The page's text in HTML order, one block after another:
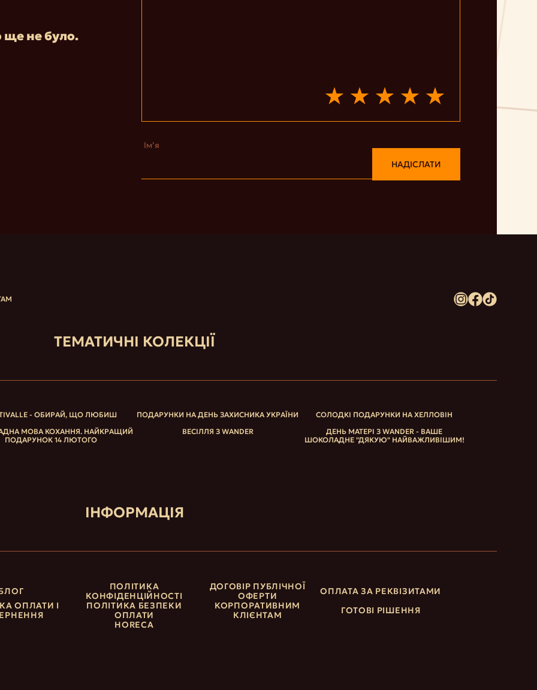
ще не було.
Ім’я
НАДІСЛАТИ
ТЕМАТИЧНІ КОЛЕКЦІЇ
- ОБИРАЙ, ЩО ЛЮБИШ ПОДАРУНКИ НА ДЕНЬ ЗАХИСНИКА УКРАЇНИ
СОЛОДКІ ПОДАРУНКИ НА ХЕЛЛОВІН
МОВА КОХАННЯ. НАЙКРАЩИЙ
ПОДАРУНОК 14 ЛЮТОГО
ВЕСІЛЛЯ З WANDER
ДЕНЬ МАТЕРІ З WANDER - ВАШЕ
ШОКОЛАДНЕ "ДЯКУЮ" НАЙВАЖЛИВІШИМ!
ІНФОРМАЦІЯ
ПОЛІТИКА
КОНФІДЕНЦІЙНОСТІ
ДОГОВІР ПУБЛІЧНОЇ
ОФЕРТИ
ОПЛАТА ЗА РЕКВІЗИТАМИ
ОПЛАТИ І
ПОЛІТИКА БЕЗПЕКИ
ОПЛАТИ
КОРПОРАТИВНИМ
КЛІЄНТАМ
ГОТОВІ РІШЕННЯ
HORECA